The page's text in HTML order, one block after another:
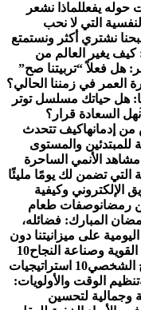
حوله يفعللماذا نشعر
التي لا نحب
نشتري أكثر ونستمتع
كيف يغير العالم من
هل فعلاً “تربيتنا صح”
العمر في زمننا الحالي؟
هل حياتك مسلسل توتر
هل السعادة قرار؟
من إدمانهاكيف تتحدث
خطة عملية للمبتدئين والمستوى
الأنمي الساحرة
التي تضمن لك يومًا مليئًا
الإلكتروني وكيفية
رمضانوصفات طعام
المبارك: فضائله،
على ميزانيتنا دون
وصناعة النجاح10
الشخصي
10 استراتيجيات
تنظيم الوقت والأولويات:
وجمالية لتحسين